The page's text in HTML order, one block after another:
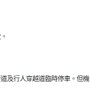
及行人穿越道臨時停車。但機